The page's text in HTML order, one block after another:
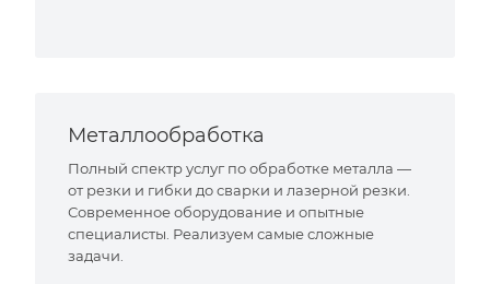
Металлообработка
Полный спектр услуг по обработке металла —
от резки и гибки до сварки и лазерной резки.
Современное оборудование и опытные
специалисты. Реализуем самые сложные
задачи.